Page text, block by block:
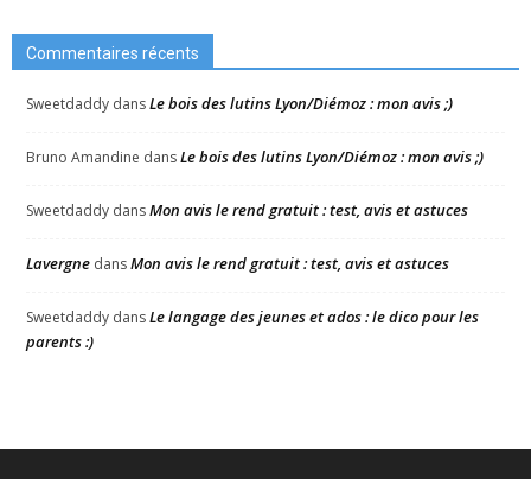
Commentaires récents
Sweetdaddy dansLe bois des lutins Lyon/Diémoz : mon avis ;)
Bruno Amandine dansLe bois des lutins Lyon/Diémoz : mon avis ;)
Sweetdaddy dansMon avis le rend gratuit : test, avis et astuces
Lavergne dansMon avis le rend gratuit : test, avis et astuces
Sweetdaddy dansLe langage des jeunes et ados : le dico pour les
parents :)